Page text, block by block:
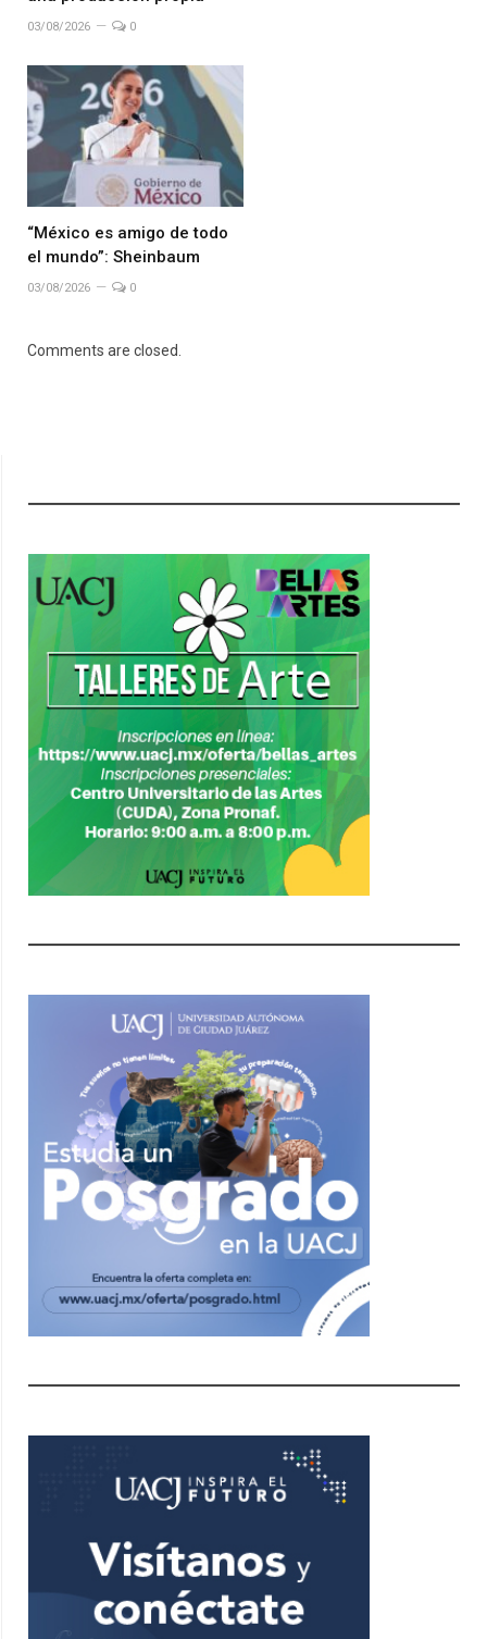
03/08/2026 0
“México es amigo de todo
el mundo”: Sheinbaum
03/08/2026 0
Comments are closed.